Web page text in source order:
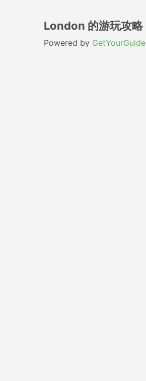
London 的游玩攻略
Powered by GetYourGuide